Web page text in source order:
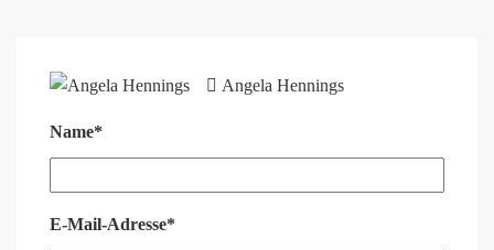
Angela Hennings
Name*
E-Mail-Adresse*